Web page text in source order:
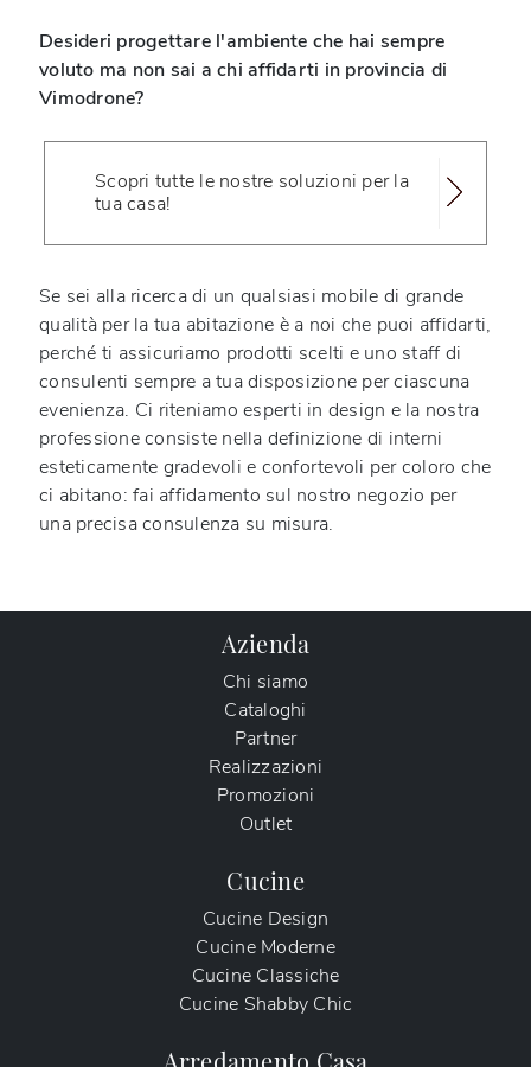
Desideri progettare l'ambiente che hai sempre
voluto ma non sai a chi affidarti in provincia di
Vimodrone?
Scopri tutte le nostre soluzioni per la
tua casa!
Se sei alla ricerca di un qualsiasi mobile di grande
qualità per la tua abitazione è a noi che puoi affidarti,
perché ti assicuriamo prodotti scelti e uno staff di
consulenti sempre a tua disposizione per ciascuna
evenienza. Ci riteniamo esperti in design e la nostra
professione consiste nella definizione di interni
esteticamente gradevoli e confortevoli per coloro che
ci abitano: fai affidamento sul nostro negozio per
una precisa consulenza su misura.
Azienda
Chi siamo
Cataloghi
Partner
Realizzazioni
Promozioni
Outlet
Cucine
Cucine Design
Cucine Moderne
Cucine Classiche
Cucine Shabby Chic